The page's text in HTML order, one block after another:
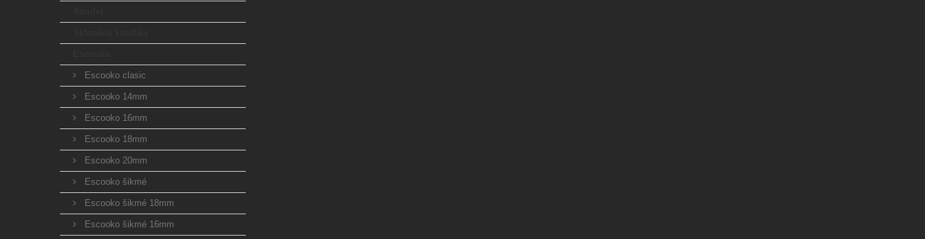
Escooko clasic
Escooko 14mm
Escooko 16mm
Escooko 18mm
Escooko 20mm
Escooko šikmé
Escooko šikmé 18mm
Escooko šikmé 16mm